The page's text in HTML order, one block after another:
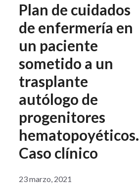
Plan de cuidados
de enfermería en
un paciente
sometido a un
trasplante
autólogo de
progenitores
hematopoyéticos.
Caso clínico
23 marzo, 2021